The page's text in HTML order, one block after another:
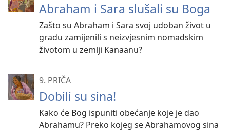
Abraham i Sara slušali su Boga
Zašto su Abraham i Sara svoj udoban život u
gradu zamijenili s neizvjesnim nomadskim
životom u zemlji Kanaanu?
9. PRIČA
Dobili su sina!
Kako će Bog ispuniti obećanje koje je dao
Abrahamu? Preko kojeg se Abrahamovog sina